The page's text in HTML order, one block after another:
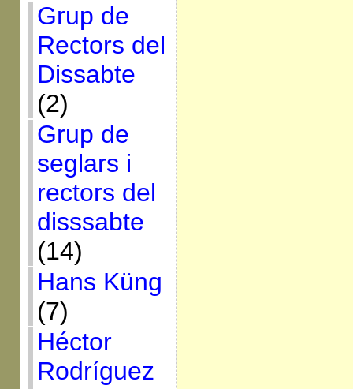
Grup de
Rectors del
Dissabte
(2)
Grup de
seglars i
rectors del
disssabte
(14)
Hans Küng
(7)
Héctor
Rodríguez